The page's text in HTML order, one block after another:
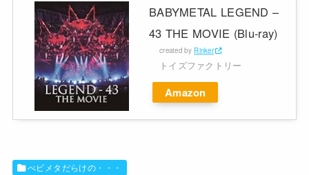
BABYMETAL LEGEND –
43 THE MOVIE (Blu-ray)
created by Rinker
トイズファクトリー
Amazon
べビメタだらけの・・・